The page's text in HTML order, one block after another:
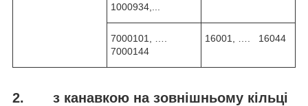
1000934,...
7000101, ….
7000144
16001, …. 16044
2. з канавкою на зовнішньому кільці